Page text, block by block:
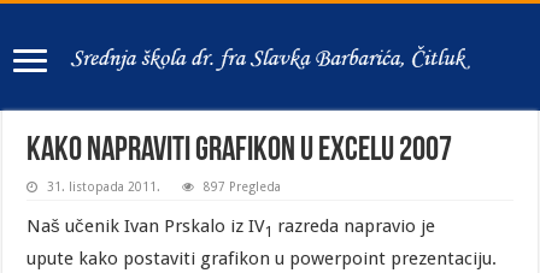
Kako napraviti grafikon u Excelu 2007
31. listopada 2011. 897 Pregleda
Naš učenik Ivan Prskalo iz IV1 razreda napravio je
upute kako postaviti grafikon u powerpoint prezentaciju.